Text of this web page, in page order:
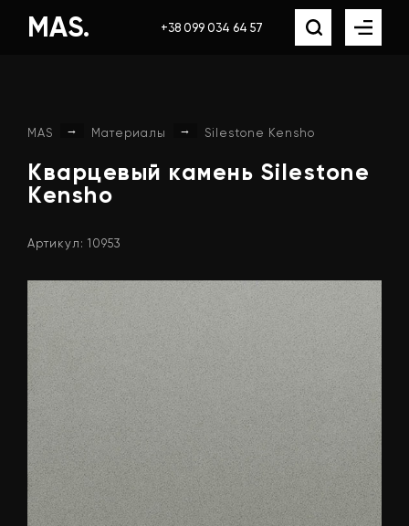
MAS. +38 099 034 64 57
MAS → Материалы → Silestone Kensho
Кварцевый камень Silestone
Kensho
Артикул: 10953